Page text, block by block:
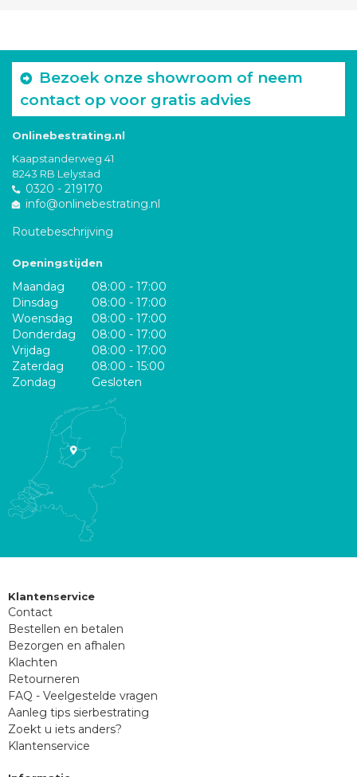
Bezoek onze showroom of neem
contact op voor gratis advies
Onlinebestrating.nl
Kaapstanderweg 41
8243 RB Lelystad
0320 - 219170
info@onlinebestrating.nl
Routebeschrijving
Openingstijden
Maandag
08:00 - 17:00
Dinsdag
08:00 - 17:00
Woensdag
08:00 - 17:00
Donderdag
08:00 - 17:00
Vrijdag
08:00 - 17:00
Zaterdag
08:00 - 15:00
Zondag
Gesloten
Klantenservice
Contact
Bestellen en betalen
Bezorgen en afhalen
Klachten
Retourneren
FAQ - Veelgestelde vragen
Aanleg tips sierbestrating
Zoekt u iets anders?
Klantenservice